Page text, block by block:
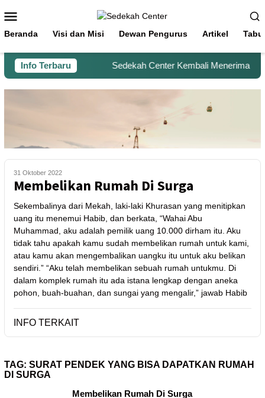
Beranda Visi dan Misi Dewan Pengurus Artikel
Info Terbaru Sedekah Center Kembali Menerima
31 Oktober 2022
Membelikan Rumah Di Surga
Sekembalinya dari Mekah, laki-laki Khurasan yang menitipkan
uang itu menemui Habib, dan berkata, “Wahai Abu
Muhammad, aku adalah pemilik uang 10.000 dirham itu. Aku
tidak tahu apakah kamu sudah membelikan rumah untuk kami,
atau kamu akan mengembalikan uangku itu untuk aku belikan
sendiri.” “Aku telah membelikan sebuah rumah untukmu. Di
dalam komplek rumah itu ada istana lengkap dengan aneka
pohon, buah-buahan, dan sungai yang mengalir,” jawab Habib
INFO TERKAIT
TAG: SURAT PENDEK YANG BISA DAPATKAN RUMAH
DI SURGA
Membelikan Rumah Di Surga